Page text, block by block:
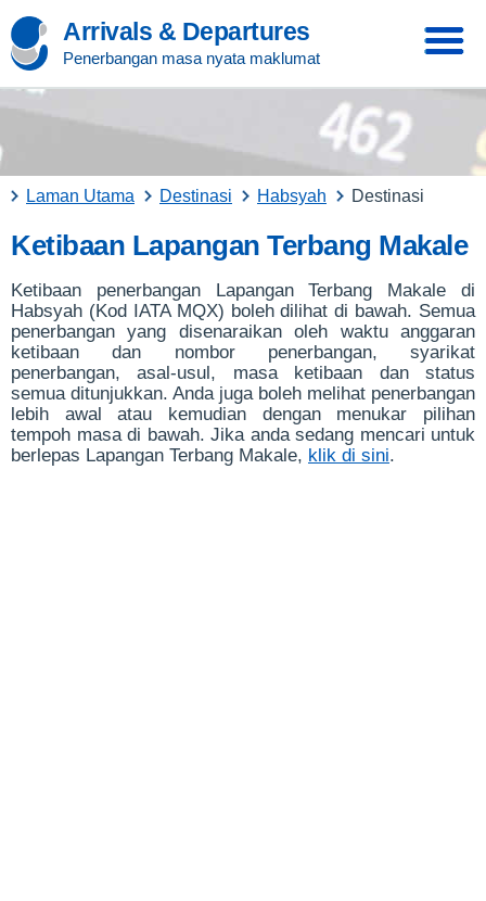
Arrivals & Departures
Penerbangan masa nyata maklumat
Laman Utama Destinasi Habsyah Destinasi
Ketibaan Lapangan Terbang Makale
Ketibaan penerbangan Lapangan Terbang Makale di
Habsyah (Kod IATA MQX) boleh dilihat di bawah. Semua
penerbangan yang disenaraikan oleh waktu anggaran
ketibaan dan nombor penerbangan, syarikat
penerbangan, asal-usul, masa ketibaan dan status
semua ditunjukkan. Anda juga boleh melihat penerbangan
lebih awal atau kemudian dengan menukar pilihan
tempoh masa di bawah. Jika anda sedang mencari untuk
berlepas Lapangan Terbang Makale, klik di sini.